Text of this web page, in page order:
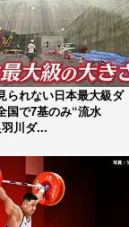
られない日本最大級ダ
で7基のみ“流水
川ダ...